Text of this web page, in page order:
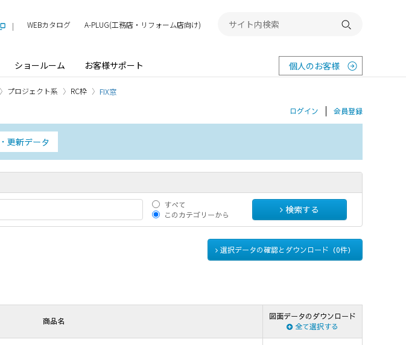
ショールーム お客様サポート 個人のお客様
WEBカタログ A-PLUG(工務店・リフォーム店向け) 検索する
プロジェクト系 RC枠 FIX窓
ログイン 会員登録
更新データ
すべて
このカテゴリーから
検索する
選択データの確認とダウンロード（0件）
商品名
図面データのダウンロード
全て選択する